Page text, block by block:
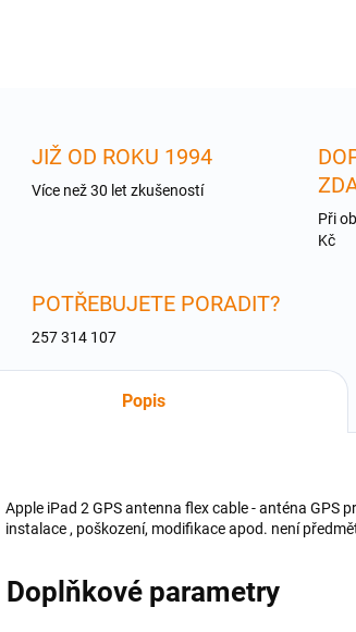
JIŽ OD ROKU 1994
Více než 30 let zkušeností
Při
Kč
POTŘEBUJETE PORADIT?
257 314 107
Popis
Apple iPad 2 GPS antenna flex cable - anténa GPS
instalace , poškození, modifikace apod. není
Doplňkové parametry